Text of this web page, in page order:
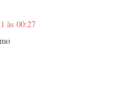
às 00:27